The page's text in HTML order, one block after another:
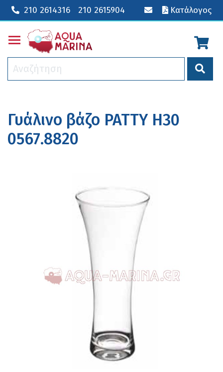
210 2614316 210 2615904 Κατάλογος
Toggle main menu visibility
Γυάλινο βάζο PATTY H30
0567.8820